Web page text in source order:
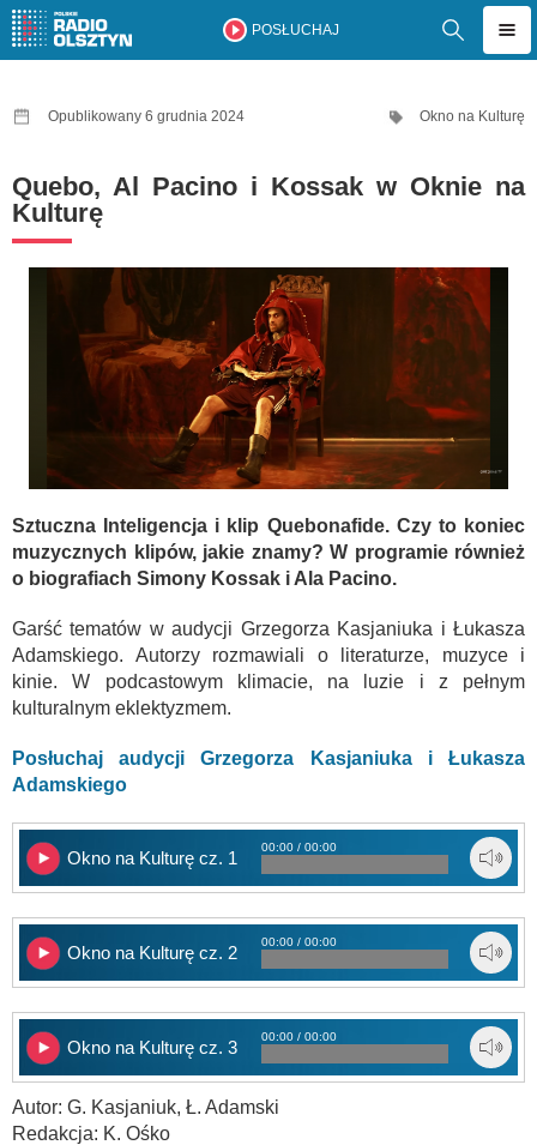
POSŁUCHAJ
Opublikowany 6 grudnia 2024 Okno na Kulturę
Quebo, Al Pacino i Kossak w Oknie na
Kulturę
Sztuczna Inteligencja i klip Quebonafide. Czy to koniec
muzycznych klipów, jakie znamy? W programie również
o biografiach Simony Kossak i Ala Pacino.
Garść tematów w audycji Grzegorza Kasjaniuka i Łukasza
Adamskiego. Autorzy rozmawiali o literaturze, muzyce i
kinie. W podcastowym klimacie, na luzie i z pełnym
kulturalnym eklektyzmem.
Posłuchaj audycji Grzegorza Kasjaniuka i Łukasza
Adamskiego
Okno na Kulturę cz. 1
00:00 / 00:00
Okno na Kulturę cz. 2
00:00 / 00:00
Okno na Kulturę cz. 3
00:00 / 00:00
Autor: G. Kasjaniuk, Ł. Adamski
Redakcja: K. Ośko